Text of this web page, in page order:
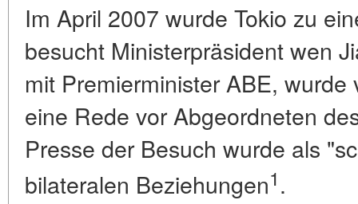
Im April 2007 wurde Tokio zu
besucht Ministerpräsident wen
mit Premierminister ABE,
eine Rede vor Abgeordneten
Presse der Besuch wurde als
bilateralen Beziehungen1.